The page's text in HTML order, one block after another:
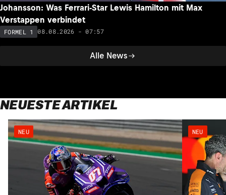
Alle News
Johansson: Was Ferrari-Star Lewis Hamilton mit Max
Verstappen verbindet
FORMEL 1 08.08.2026 - 07:57
NEUESTE ARTIKEL
NEU NEU